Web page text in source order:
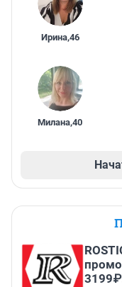
Ирина,46
Милана,40